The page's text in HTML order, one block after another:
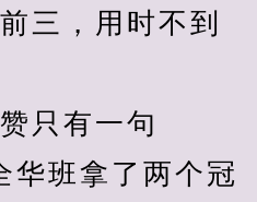
三，用时不到
只有一句
华班拿了两个冠